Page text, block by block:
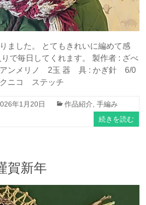
ました。 とてもきれいに編めて感
で毎日してくれます。 製作者 : ざべ
アンメリノ 2玉 器 具 : かぎ針 6/0
クニコ ステッチ
年1月20日 作品紹介 ,手編み
続きを読む
賀新年